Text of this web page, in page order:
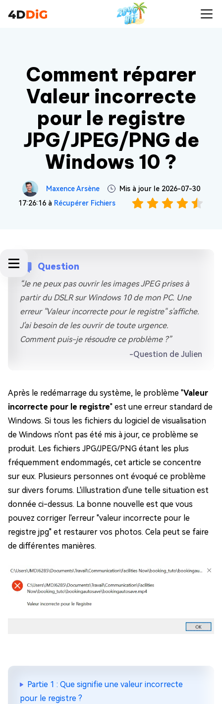
Comment réparer
Valeur incorrecte
pour le registre
JPG/JPEG/PNG de
Windows 10 ?
Maxence Arsène
Mis à jour le 2026-07-30
17:26:16 à Récupérer Fichiers
Question
“Je ne peux pas ouvrir les images JPEG prises à
partir du DSLR sur Windows 10 de mon PC. Une
erreur "Valeur incorrecte pour le registre" s'affiche.
J'ai besoin de les ouvrir de toute urgence.
Comment puis-je résoudre ce problème ?”
-Question de Julien
Après le redémarrage du système, le problème "Valeur
incorrecte pour le registre" est une erreur standard de
Windows. Si tous les fichiers du logiciel de visualisation
de Windows n'ont pas été mis à jour, ce problème se
produit. Les fichiers JPG/JPEG/PNG étant les plus
fréquemment endommagés, cet article se concentre
sur eux. Plusieurs personnes ont évoqué ce problème
sur divers forums. L'illustration d'une telle situation est
donnée ci-dessus. La bonne nouvelle est que vous
pouvez corriger l'erreur "valeur incorrecte pour le
registre jpg" et restaurer vos photos. Cela peut se faire
de différentes manières.
Partie 1 : Que signifie une valeur incorrecte
pour le registre ?